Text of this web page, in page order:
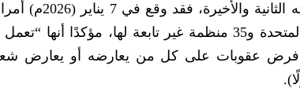
تابعا للأمم المتحدة و35 منظمة غير تابعة لها،
عقوبات على كل من يعارضه أو يعارض